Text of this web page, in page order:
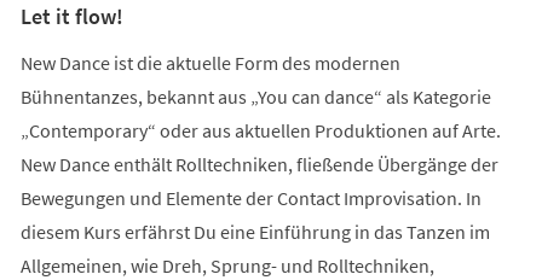
Let it flow!
New Dance ist die aktuelle Form des modernen
Bühnentanzes, bekannt aus „You can dance“ als Kategorie
„Contemporary“ oder aus aktuellen Produktionen auf Arte.
New Dance enthält Rolltechniken, fließende Übergänge der
Bewegungen und Elemente der Contact Improvisation. In
diesem Kurs erfährst Du eine Einführung in das Tanzen im
Allgemeinen, wie Dreh, Sprung- und Rolltechniken,